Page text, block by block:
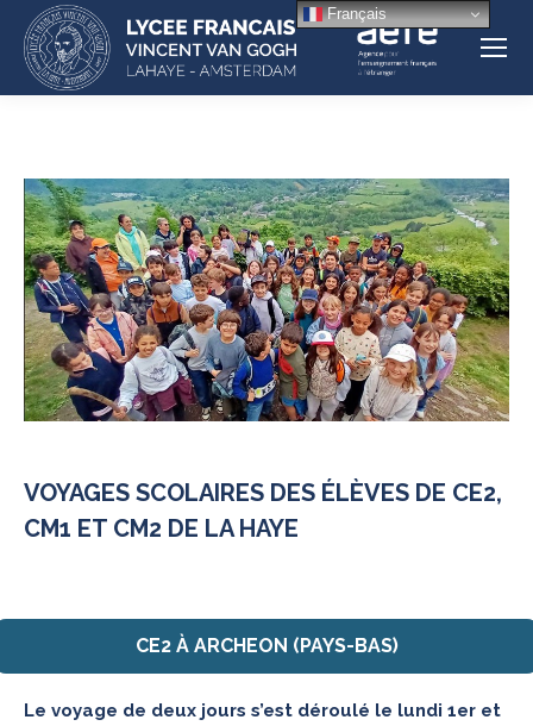
VOYAGES SCOLAIRES DES ÉLÈVES DE CE2,
CM1 ET CM2 DE LA HAYE
CE2 À ARCHEON (PAYS-BAS)
Le voyage de deux jours s’est déroulé le lundi 1er et
Français